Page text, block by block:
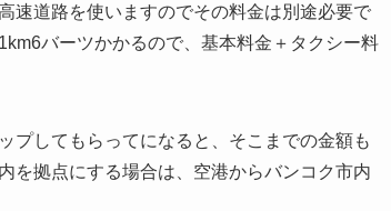
速道路を使いますのでその料金は別途必要で
バーツかかるので、基本料金＋タクシー料
プしてもらってになると、そこまでの金額も
を拠点にする場合は、空港からバンコク市内